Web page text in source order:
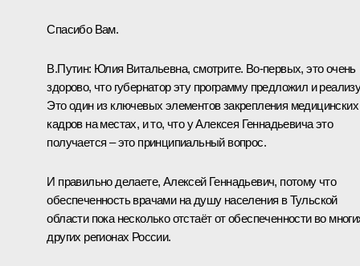
Спасибо Вам.
В.Путин: Юлия Витальевна, смотрите. Во-первых, это очень
здорово, что губернатор эту программу предложил и
Это один из ключевых элементов закрепления медицинских
кадров на местах, и то, что у Алексея Геннадьевича это
получается – это принципиальный вопрос.
И правильно делаете, Алексей Геннадьевич, потому что
обеспеченность врачами на душу населения в Тульской
области пока несколько отстаёт от обеспеченности во
других регионах России.